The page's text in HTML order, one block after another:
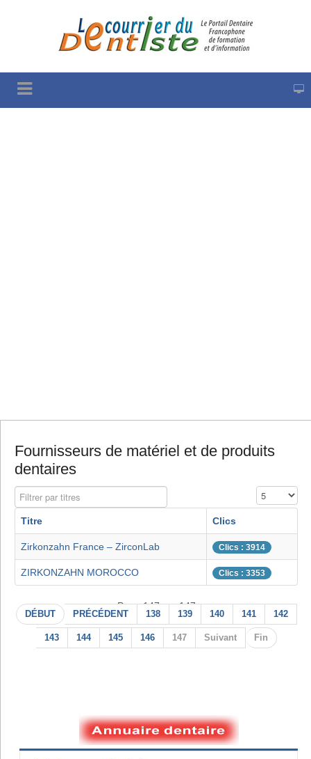
Fournisseurs de matériel et de produits
dentaires
Filtrer par titres Affichage #
Titre Clics
Zirkonzahn France – ZirconLab Clics : 3914
ZIRKONZAHN MOROCCO Clics : 3353
Page 147 sur 147
DÉBUT PRÉCÉDENT 138 139 140 141 142
143 144 145 146 147 Suivant Fin